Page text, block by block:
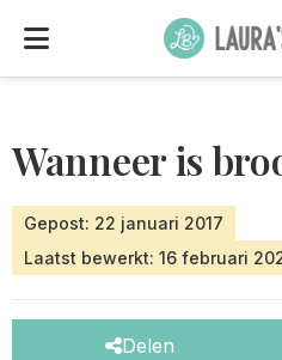
Wanneer is
Gepost: 22 januari 2017
Laatst bewerkt: 16 februari
Delen